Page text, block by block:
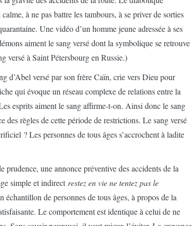
à ne pas battre les tambours, à se priver de sorties
Une vidéo d’un homme jeune adressée à ses
aiment le sang versé dont la symbolique se retrouve
versé à Saint Pétersbourg en Russie.)
d’Abel versé par son frère Caïn, crie vers Dieu pour
qui évoque un réseau complexe de relations entre la
esprits aiment le sang affirme-t-on. Ainsi donc le sang
des règles de cette période de restrictions. Le sang versé
? Les personnes de tous âges s’accrochent à ladite
prudence, une annonce préventive des accidents de la
simple et indirect restez en vie ne tentez pas le
échantillon de personnes de tous âges, à propos de la
Le comportement est identique à celui de ne